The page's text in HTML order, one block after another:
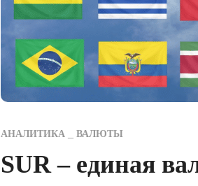
АНАЛИТИКА ВАЛЮТЫ
SUR – единая